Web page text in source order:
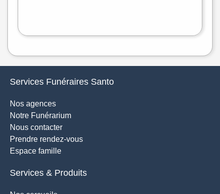
Services Funéraires Santo
Nos agences
Notre Funérarium
Nous contacter
Prendre rendez-vous
Espace famille
Services & Produits